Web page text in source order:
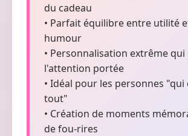
du cadeau
• Parfait équilibre entre utilité
humour
• Personnalisation extrême
l'attention portée
• Idéal pour les personnes "qui
tout"
• Création de moments
de fou-rires